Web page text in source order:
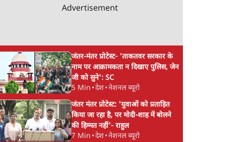
Advertisement
जंतर-मंतर प्रोटेस्ट- 'ताकतवर सरकार के
नाम पर आक्रामकता न दिखाए पुलिस, जेन
जी को सुने': SC
5 Min •देश•नेशनल ब्यूरो
जंतर मंतर प्रोटेस्ट: 'युवाओं को प्रताड़ित
किया जा रहा है, पर मोदी-शाह में बोलने
की हिम्मत नहीं'- राहुल
7 Min •देश•नेशनल ब्यूरो